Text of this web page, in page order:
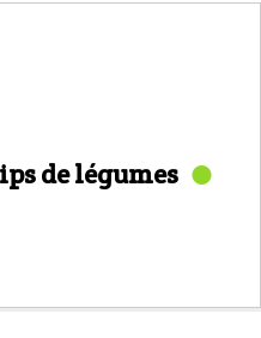
de légumes